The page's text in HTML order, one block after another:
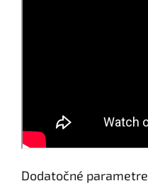
Dodatočné parametre